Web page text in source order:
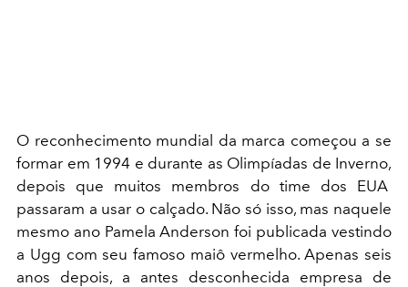
O reconhecimento mundial da marca começou a se
formar em 1994 e durante as Olimpíadas de Inverno,
depois que muitos membros do time dos EUA
passaram a usar o calçado. Não só isso, mas naquele
mesmo ano Pamela Anderson foi publicada vestindo
a Ugg com seu famoso maiô vermelho. Apenas seis
anos depois, a antes desconhecida empresa de